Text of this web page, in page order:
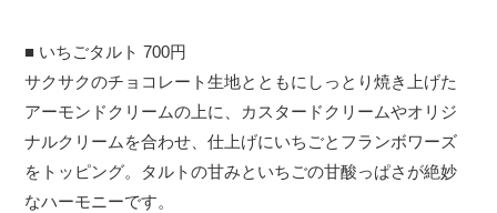
■ いちごタルト 700円
サクサクのチョコレート生地とともにしっとり焼き上げた
アーモンドクリームの上に、カスタードクリームやオリジ
ナルクリームを合わせ、仕上げにいちごとフランボワーズ
をトッピング。タルトの甘みといちごの甘酸っぱさが絶妙
なハーモニーです。